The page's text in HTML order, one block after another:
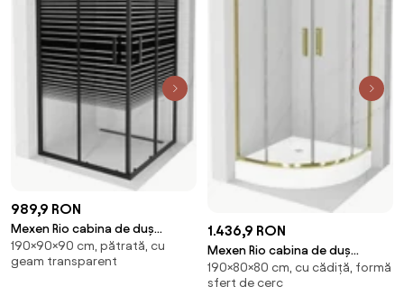
989,9 RON
Mexen Rio cabina de duș
pătrată 90 x 90 cm, dungi
negre, neagră - 860-090-090-
190×90×90 cm, pătrată, cu
geam transparent
1.436,9 RON
Mexen Rio cabina de duș
semirotundă 80 x 80 cm,
transparentă, auriu + cadă de
190×80×80 cm, cu cădiță, formă
sfert de cerc